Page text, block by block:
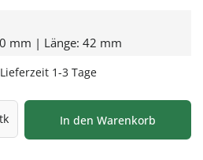
mm | Länge: 42 mm
1-3 Tage
den gewünschten
In den Warenkorb